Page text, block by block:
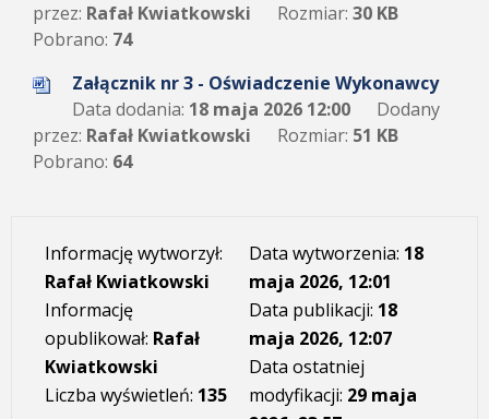
przez: Rafał Kwiatkowski Rozmiar: 30 KB
Pobrano: 74
Załącznik nr 3 - Oświadczenie Wykonawcy
Data dodania: 18 maja 2026 12:00
Dodany
przez: Rafał Kwiatkowski Rozmiar: 51 KB
Pobrano: 64
Informację wytworzył:
Rafał Kwiatkowski
Informację
opublikował: Rafał
Kwiatkowski
Liczba wyświetleń: 135
Data wytworzenia: 18
maja 2026, 12:01
Data publikacji: 18
maja 2026, 12:07
Data ostatniej
modyfikacji: 29 maja